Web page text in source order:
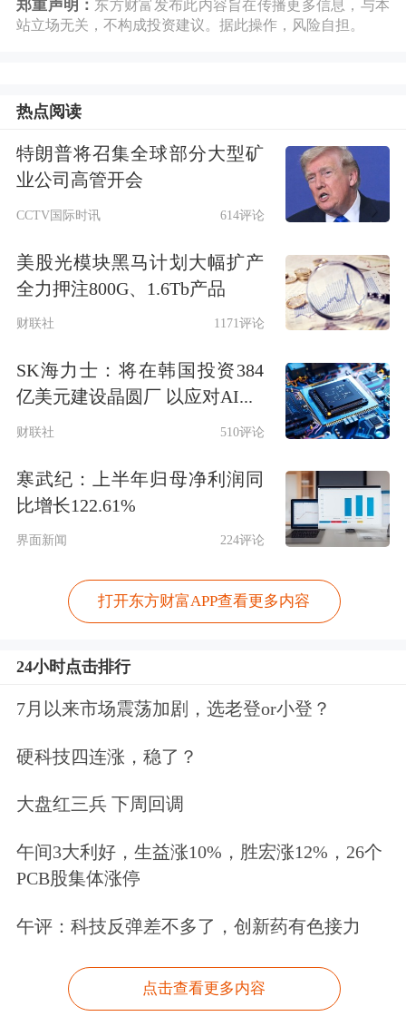
郑重声明： 东方财富发布此内容旨在传播更多信息，与本
站立场无关，不构成投资建议。据此操作，风险自担。
热点阅读
特朗普将召集全球部分大型矿
业公司高管开会
CCTV国际时讯 614评论
美股光模块黑马计划大幅扩产
全力押注800G、1.6Tb产品
财联社 1171评论
SK海力士：将在韩国投资384
亿美元建设晶圆厂 以应对AI...
财联社 510评论
寒武纪：上半年归母净利润同
比增长122.61%
界面新闻 224评论
打开东方财富APP查看更多内容
24小时点击排行
7月以来市场震荡加剧，选老登or小登？
硬科技四连涨，稳了？
大盘红三兵 下周回调
午间3大利好，生益涨10%，胜宏涨12%，26个
PCB股集体涨停
午评：科技反弹差不多了，创新药有色接力
点击查看更多内容